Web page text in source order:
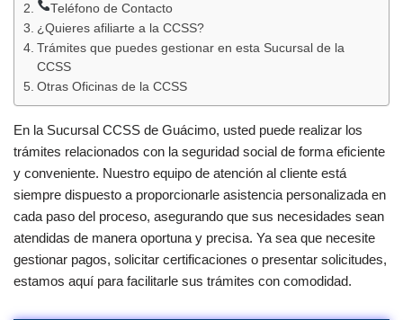
Teléfono de Contacto
¿Quieres afiliarte a la CCSS?
Trámites que puedes gestionar en esta Sucursal de la
CCSS
Otras Oficinas de la CCSS
En la Sucursal CCSS de Guácimo, usted puede realizar los
trámites relacionados con la seguridad social de forma eficiente
y conveniente. Nuestro equipo de atención al cliente está
siempre dispuesto a proporcionarle asistencia personalizada en
cada paso del proceso, asegurando que sus necesidades sean
atendidas de manera oportuna y precisa. Ya sea que necesite
gestionar pagos, solicitar certificaciones o presentar solicitudes,
estamos aquí para facilitarle sus trámites con comodidad.